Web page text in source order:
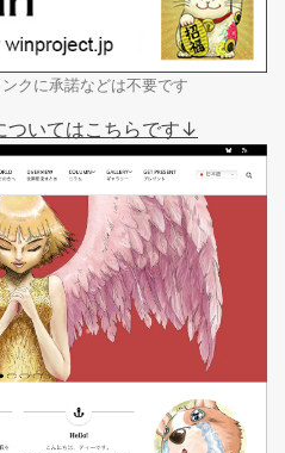
クに承諾などは不要です
ついてはこちらです↓